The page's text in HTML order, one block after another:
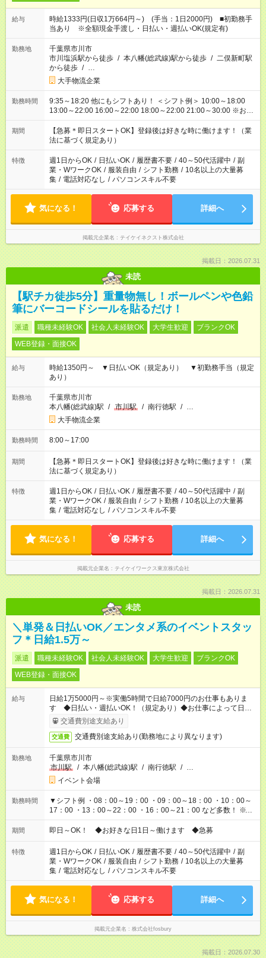
給与
時給1333円(日収1万664円～) (手当：1日2000円) ■初勤務手
当あり ※全額現金手渡し・日払い・週払いOK(規定有)
勤務地
千葉県市川市
市川塩浜駅から徒歩 / 本八幡(総武線)駅から徒歩 / 二俣新町駅
から徒歩 / …
大手物流企業
勤務時間
9:35～18:20 他にもシフトあり！ ＜シフト例＞ 10:00～18:00
13:00～22:00 16:00～22:00 18:00～22:00 21:00～30:00 ※お仕
事、勤務地により異なります。ご希望の時間を教えてくださ
い！
期間
【急募＊即日スタートOK】登録後は好きな時に働けます！（業
法に基づく規定あり）
特徴 週1日からOK / 日払いOK / 履歴書不要 / 40～50代活躍中 / 副
業・WワークOK / 服装自由 / シフト勤務 / 10名以上の大量募
集 / 電話対応なし / パソコンスキル不要
気になる！ 応募する 詳細へ
掲載元企業名 テイケイネクスト株式会社
掲載日：2026.07.31
未読
【駅チカ徒歩5分】重量物無し！ボールペンや色鉛
筆にバーコードシールを貼るだけ！
派遣 職種未経験OK 社会人未経験OK 大学生歓迎
ブランクOK
WEB登録・面接OK
給与
時給1350円～ ▼日払いOK（規定あり） ▼初勤務手当（規定
あり）
勤務地
千葉県市川市
本八幡(総武線)駅 / 市川駅 / 南行徳駅 / …
大手物流企業
勤務時間 8:00～17:00
期間
【急募＊即日スタートOK】登録後は好きな時に働けます！（業
法に基づく規定あり）
特徴 週1日からOK / 日払いOK / 履歴書不要 / 40～50代活躍中 / 副
業・WワークOK / 服装自由 / シフト勤務 / 10名以上の大量募
集 / 電話対応なし / パソコンスキル不要
気になる！ 応募する 詳細へ
掲載元企業名 テイケイワークス東京株式会社
掲載日：2026.07.31
未読
＼単発＆日払いOK／エンタメ系のイベントスタッ
フ＊日給1.5万～
派遣 職種未経験OK 社会人未経験OK 大学生歓迎
ブランクOK
WEB登録・面接OK
給与
日給1万5000円～※実働5時間で日給7000円のお仕事もありま
す ◆日払い・週払いOK！（規定あり）◆お仕事によって日給も
異なります
交通費別途支給あり
交通費 交通費別途支給あり(勤務地により異なります)
勤務地
千葉県市川市
市川駅
/ 本八幡(総武線)駅 / 南行徳駅 / …
イベント会場
勤務時間
▼シフト例 ・08：00～19：00 ・09：00～18：00 ・10：00～
17：00 ・13：00～22：00 ・16：00～21：00 など多数！ ※お
仕事により勤務時間が異なります
期間 即日～OK！ ◆お好きな日1日～働けます ◆急募
特徴 週1日からOK / 日払いOK / 履歴書不要 / 40～50代活躍中 / 副
業・WワークOK / 服装自由 / シフト勤務 / 10名以上の大量募
集 / 電話対応なし / パソコンスキル不要
気になる！ 応募する 詳細へ
掲載元企業名 株式会社fosbury
掲載日：2026.07.30